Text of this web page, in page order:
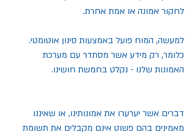
לחקור אמונה או אמת אחרת.
למעשה, המוח פועל באמצעות סינון אוטומטי.
כלומר, רק מידע אשר מסתדר עם מערכת
האמונות שלנו - נקלט בחמשת חושינו.
דברים אשר יערערו את אמונותינו, או שאיננו
מאמינים בהם פשוט אינם מקבלים את תשומת